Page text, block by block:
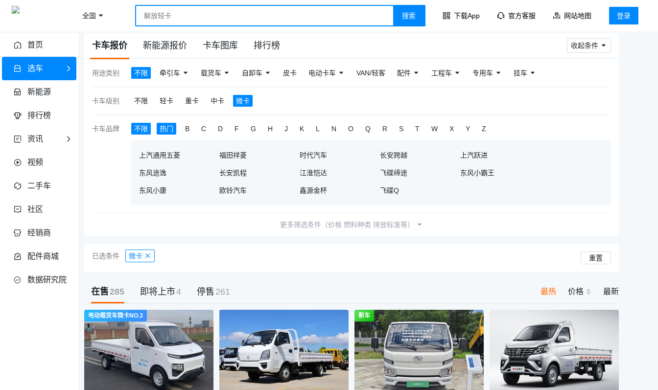
全国 搜索 下载App 官方客服 网站地图 登录
首页
选车
新能源
排行榜
资讯
视频
二手车
社区
经销商
配件商城
数据研究院
微卡卡车报价
卡车报价 新能源报价 卡车图库 排行榜 收起条件
用途类别 不限 牵引车 载货车 自卸车 皮卡 电动卡车 VAN/轻客 配件 工程车 专用车 挂车
卡车级别 不限 轻卡 重卡 中卡 微卡
卡车品牌 不限 热门 B C D F G H J K L N O Q R S T W X Y Z
上汽通用五菱 福田祥菱 时代汽车 长安跨越 上汽跃进
东风途逸 长安凯程 江淮恺达 飞碟缔途 东风小霸王
东风小康 欧铃汽车 鑫源金杯 飞碟Q
更多筛选条件（价格 燃料种类 排放标准等）
已选条件 微卡 重置
在售285 即将上市4 停售 261 最热 价格 最新
电动载货车微卡NO.3 新车